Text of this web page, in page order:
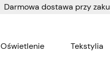
Darmowa dostawa przy
Oświetlenie Tekstylia